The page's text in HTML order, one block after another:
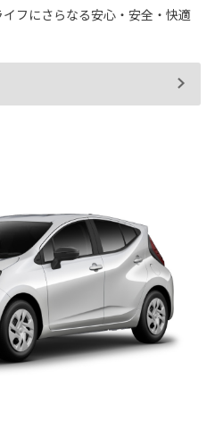
フにさらなる安心・安全・快適